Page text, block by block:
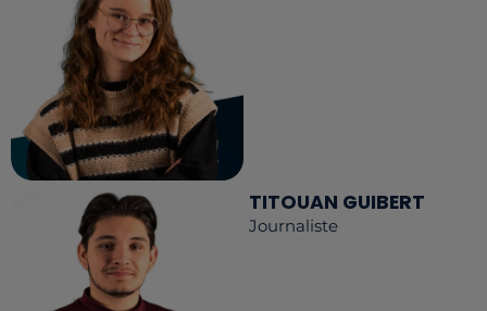
TITOUAN GUIBERT
Journaliste